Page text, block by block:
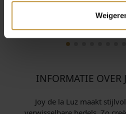
INFORMATIE OVER
Joy de la Luz maakt